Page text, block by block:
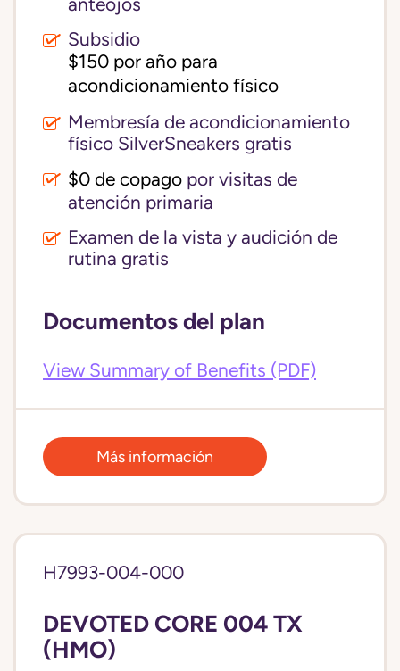
anteojos
Subsidio
$150 por año para
acondicionamiento físico
Membresía de acondicionamiento
físico SilverSneakers gratis
$0 de copago por visitas de
atención primaria
Examen de la vista y audición de
rutina gratis
Documentos del plan
View Summary of Benefits (PDF)
Más información
H7993-004-000
DEVOTED CORE 004 TX
(HMO)